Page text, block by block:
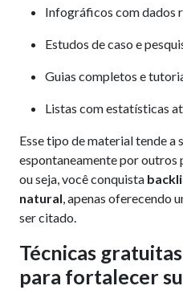
Infográficos com dados
Estudos de caso e
Guias completos e
Listas com estatísticas
Esse tipo de material tende a
espontaneamente por
ou seja, você conquista
natural, apenas oferecendo
ser citado.
Técnicas
para fortalecer